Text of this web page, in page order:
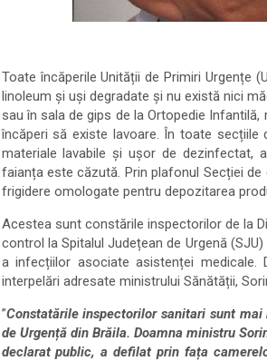
Toate încăperile Unității de Primiri Urgențe
linoleum și uși degradate și nu există nici
sau în sala de gips de la Ortopedie
încăperi să existe lavoare. În toate secțiile
materiale lavabile și ușor de dezinfectat,
faianța este căzută. Prin plafonul Secției
frigidere omologate pentru depozitarea
Acestea sunt constările inspectorilor de la
control la Spitalul Județean de Urgenă
a infecțiilor asociate asistenței medicale.
interpelări adresate ministrului Sănătății,
”Constatările inspectorilor sanitari sunt
de Urgență din Brăila. Doamna ministru
declarat public, a defilat prin fața